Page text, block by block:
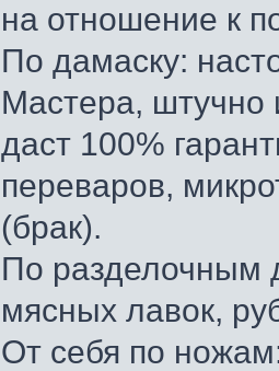
на отношение к
По дамаску:
Мастера, штучно
даст 100%
переваров,
(брак).
По разделочным
мясных лавок,
От себя по